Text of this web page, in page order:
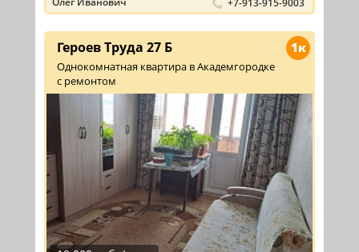
1к
Героев Труда 27 Б
Однокомнатная квартира в Академгородке
с ремонтом